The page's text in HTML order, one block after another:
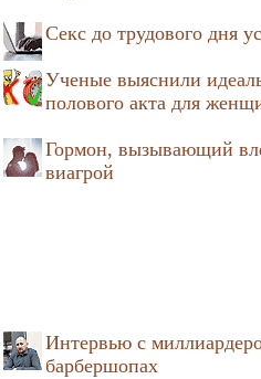
Секс до трудового дня
Ученые выяснили
полового акта для
Гормон, вызывающий
виагрой
Интервью с
барбершопах